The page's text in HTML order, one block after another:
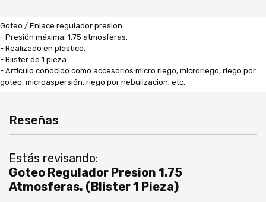
Goteo / Enlace regulador presion
- Presión máxima: 1.75 atmosferas.
- Realizado en plástico.
- Blister de 1 pieza.
- Articulo conocido como accesorios micro riego, microriego, riego por
goteo, microaspersión, riego por nebulizacion, etc.
Reseñas
Estás revisando:
Goteo Regulador Presion 1.75
Atmosferas. (Blister 1 Pieza)